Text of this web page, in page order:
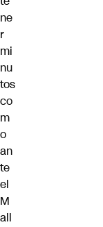
ne
r
mi
nu
tos
co
m
o
an
te
el
M
all